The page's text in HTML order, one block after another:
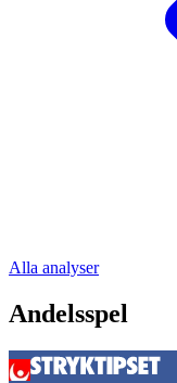
Alla analyser
Andelsspel